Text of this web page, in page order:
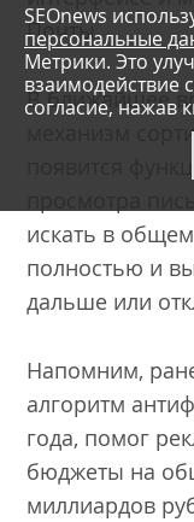
Почты.
В ближайшее
механизм
появится
искать в
полностью и
дальше или
Напомним,
алгоритм
года, помог
бюджеты на
миллиардов
SEOnews
персональные
Метрики. Это
взаимодействие
согласие, нажав